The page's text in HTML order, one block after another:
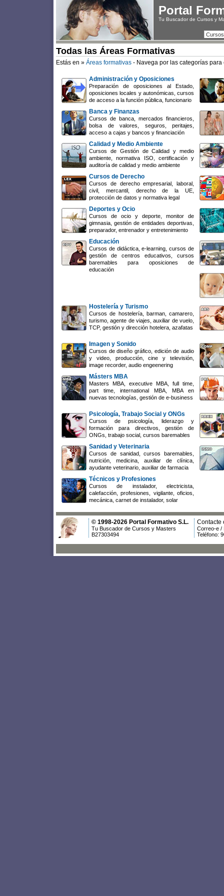
Portal
Tu Buscador de Cursos y
Todas las Áreas Formativas
Estás en » Áreas formativas - Navega por las categorías
Administración y Oposiciones
Preparación de oposiciones al Estado,
oposiciones locales y autonómicas, cursos
de acceso a la función pública, funcionario
Banca y Finanzas
Cursos de banca, mercados financieros,
bolsa de valores, seguros, peritajes,
acceso a cajas y bancos y financiación
Calidad y Medio Ambiente
Cursos de Gestión de Calidad y medio
ambiente, normativa ISO, certificación y
auditoría de calidad y medio ambiente
Cursos de Derecho
Cursos de derecho empresarial, laboral,
civil, mercantil, derecho de la UE,
protección de datos y normativa legal
Deportes y Ocio
Cursos de ocio y deporte, monitor de
gimnasia, gestión de entidades deportivas,
preparador, entrenador y entretenimiento
Educación
Cursos de didáctica, e-learning, cursos de
gestión de centros educativos, cursos
baremables para oposiciones de
educación
Hostelería y Turismo
Cursos de hostelería, barman, camarero,
turismo, agente de viajes, auxiliar de vuelo,
TCP, gestión y dirección hotelera, azafatas
Imagen y Sonido
Cursos de diseño gráfico, edición de audio
y video, producción, cine y televisión,
image recorder, audio engeenering
Másters MBA
Masters MBA, executive MBA, full time,
part time, international MBA, MBA en
nuevas tecnologías, gestión de e-business
Psicología, Trabajo Social y ONGs
Cursos de psicología, liderazgo y
formación para directivos, gestión de
ONGs, trabajo social, cursos baremables
Sanidad y Veterinaria
Cursos de sanidad, cursos baremables,
nutrición, medicina, auxiliar de clínica,
ayudante veterinario, auxiliar de farmacia
Técnicos y Profesiones
Cursos de instalador, electricista,
calefacción, profesiones, vigilante, oficios,
mecánica, carnet de instalador, solar
© 1998-2026 Portal Formativo S.L.
Tu Buscador de Cursos y Masters
B27303494
Contacte
Correo-e /
Teléfono: